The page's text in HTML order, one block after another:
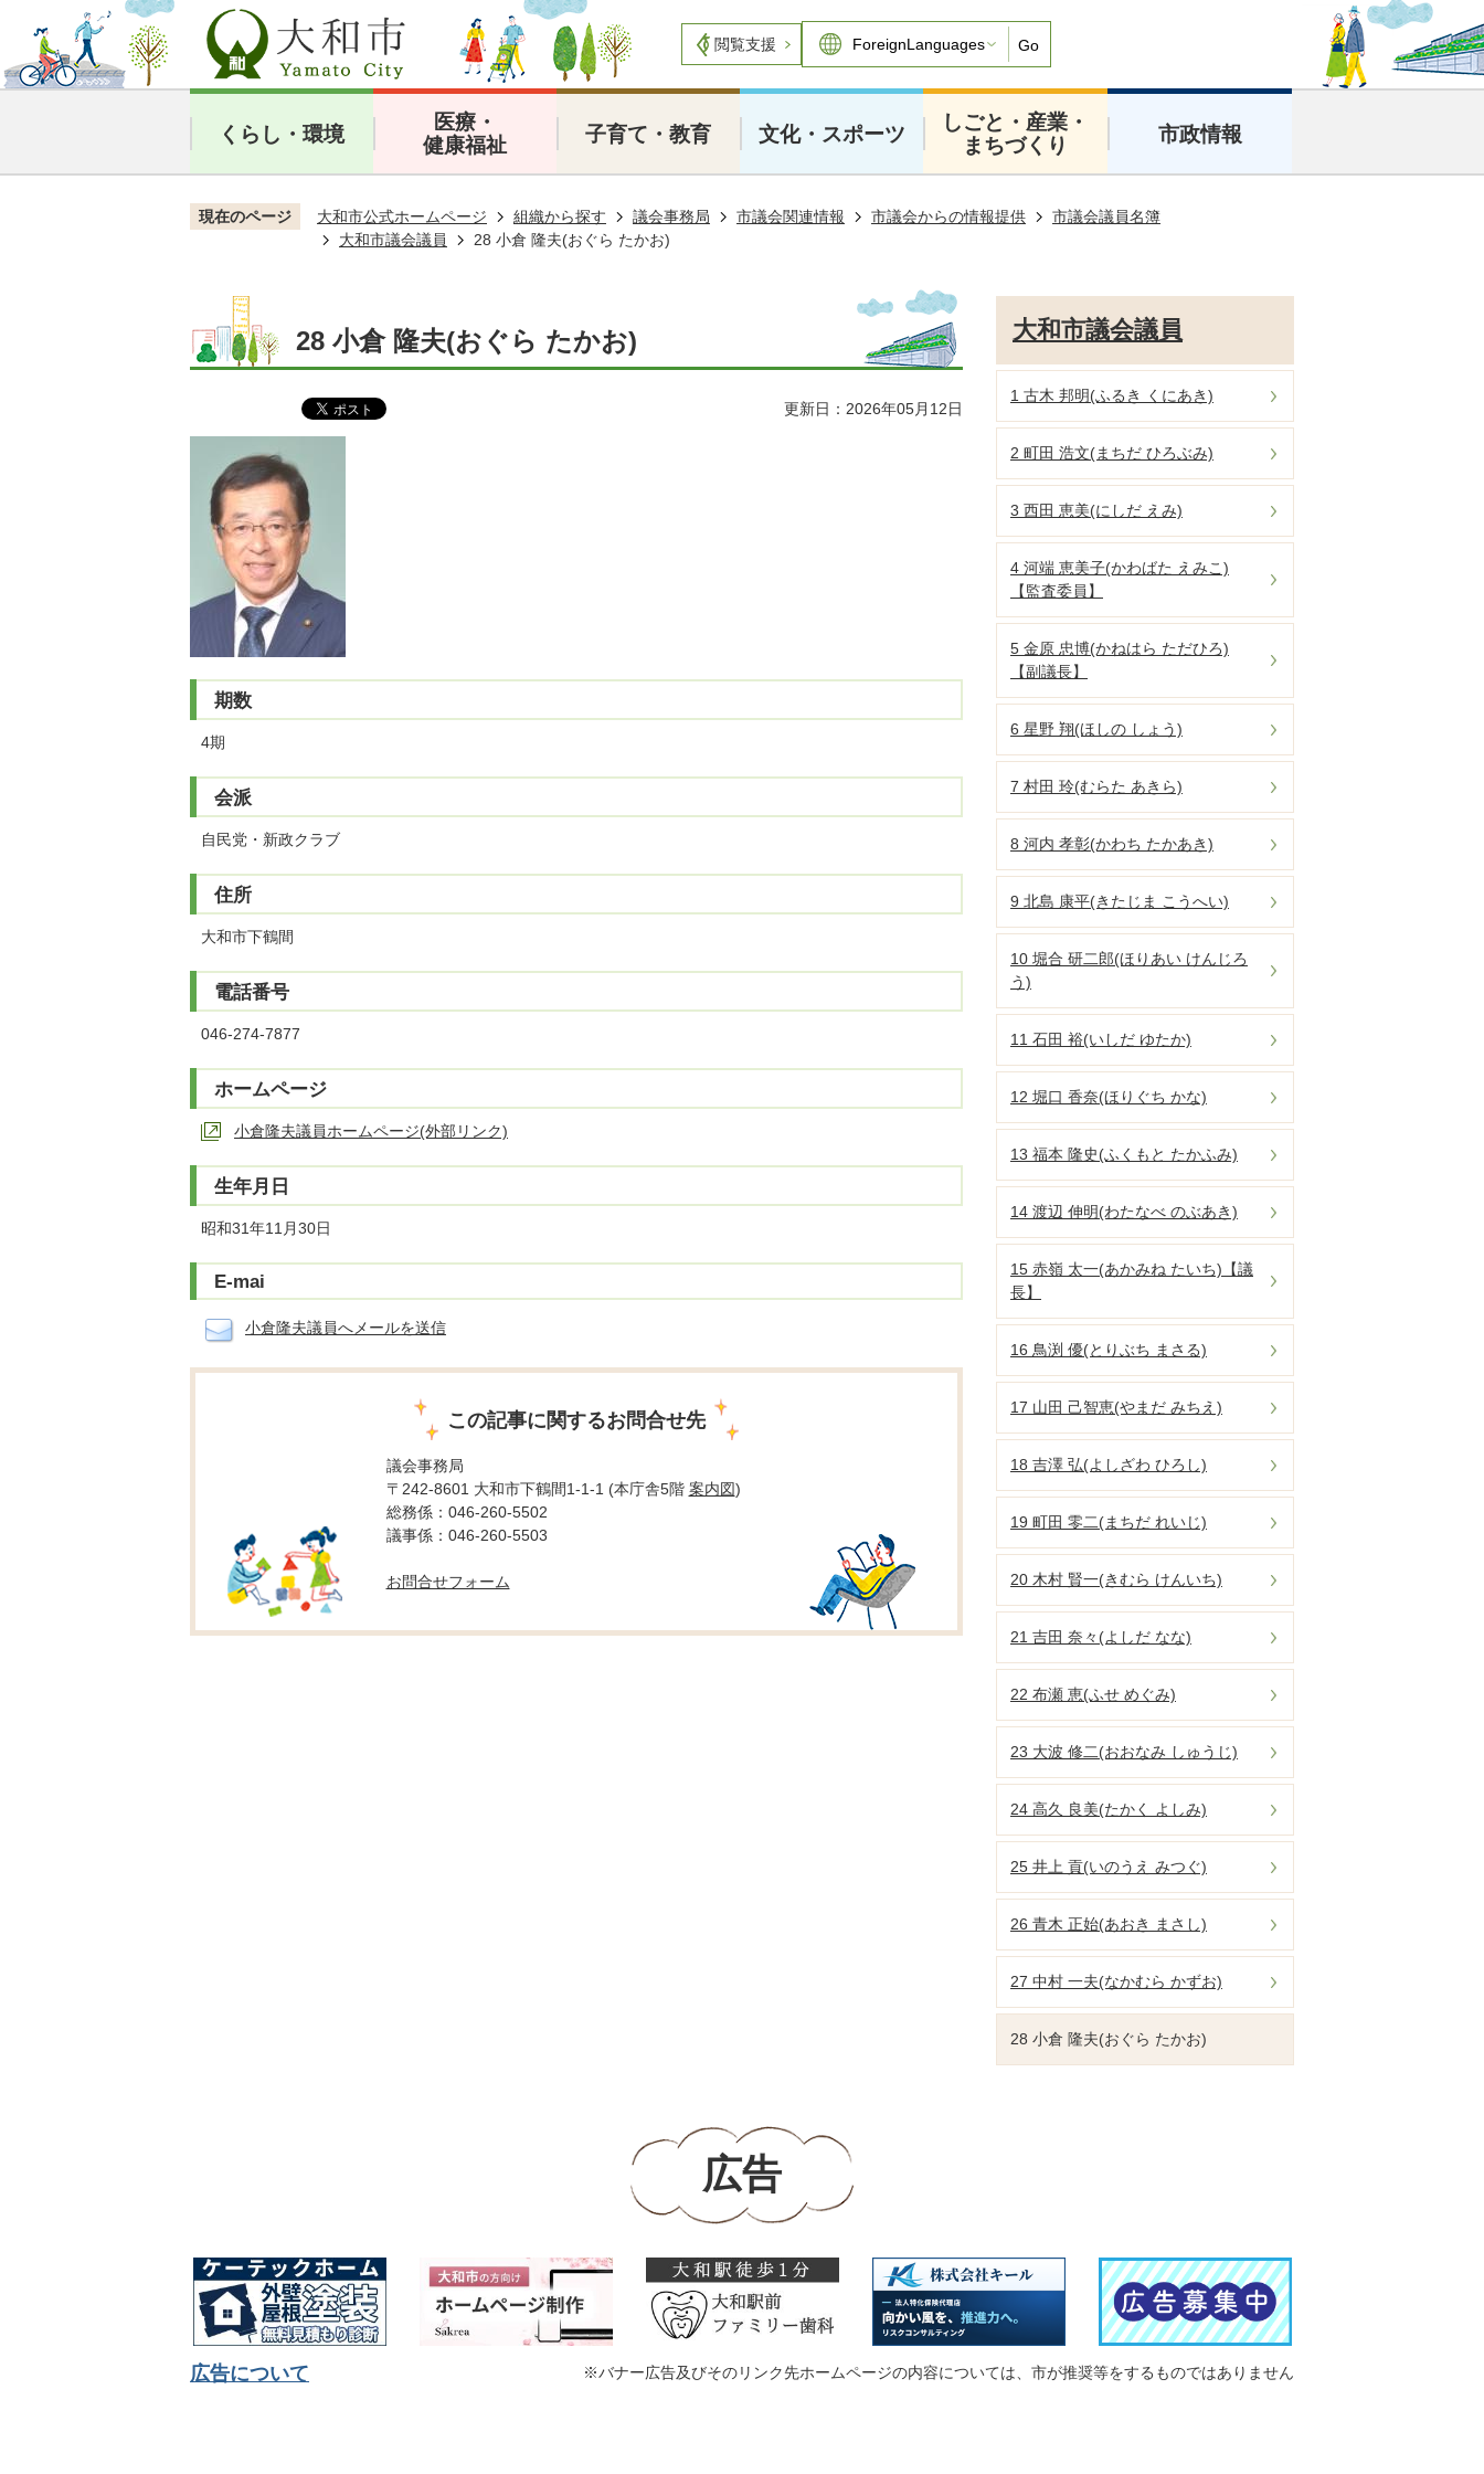
閲覧支援 Go
くらし・環境
医療・
健康福祉
子育て・教育 文化・スポーツ
しごと・産業・
まちづくり
市政情報
現在のページ 大和市公式ホームページ 組織から探す 議会事務局 市議会関連情報 市議会からの情報提供
市議会議員名簿
大和市議会議員
28 小倉 隆夫(おぐら たかお)
28 小倉 隆夫(おぐら たかお)
更新日：2026年05月12日
期数
4期
会派
自民党・新政クラブ
住所
大和市下鶴間
電話番号
046-274-7877
ホームページ
小倉隆夫議員ホームページ(外部リンク)
生年月日
昭和31年11月30日
E-mai
小倉隆夫議員へメールを送信
この記事に関するお問合せ先
議会事務局
〒242-8601 大和市下鶴間1-1-1 (本庁舎5階 案内図)
総務係：046-260-5502
議事係：046-260-5503
お問合せフォーム
大和市議会議員
1 古木 邦明(ふるき くにあき)
2 町田 浩文(まちだ ひろぶみ)
3 西田 恵美(にしだ えみ)
4 河端 恵美子(かわばた えみこ)
【監査委員】
5 金原 忠博(かねはら ただひろ)
【副議長】
6 星野 翔(ほしの しょう)
7 村田 玲(むらた あきら)
8 河内 孝彰(かわち たかあき)
9 北島 康平(きたじま こうへい)
10 堀合 研二郎(ほりあい けんじろ
う)
11 石田 裕(いしだ ゆたか)
12 堀口 香奈(ほりぐち かな)
13 福本 隆史(ふくもと たかふみ)
14 渡辺 伸明(わたなべ のぶあき)
15 赤嶺 太一(あかみね たいち)【議
長】
16 鳥渕 優(とりぶち まさる)
17 山田 己智恵(やまだ みちえ)
18 吉澤 弘(よしざわ ひろし)
19 町田 零二(まちだ れいじ)
20 木村 賢一(きむら けんいち)
21 吉田 奈々(よしだ なな)
22 布瀬 恵(ふせ めぐみ)
23 大波 修二(おおなみ しゅうじ)
24 高久 良美(たかく よしみ)
25 井上 貢(いのうえ みつぐ)
26 青木 正始(あおき まさし)
27 中村 一夫(なかむら かずお)
28 小倉 隆夫(おぐら たかお)
広告
広告について ※バナー広告及びそのリンク先ホームページの内容については、市が推奨等をするものではありません